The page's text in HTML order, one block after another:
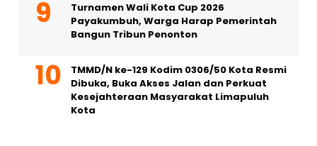
Turnamen Wali Kota Cup 2026
Payakumbuh, Warga Harap Pemerintah
Bangun Tribun Penonton
TMMD/N ke-129 Kodim 0306/50 Kota Resmi
Dibuka, Buka Akses Jalan dan Perkuat
Kesejahteraan Masyarakat Limapuluh
Kota